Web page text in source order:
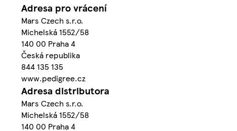
Adresa pro vrácení
Mars Czech s.r.o.
Michelská 1552/58
140 00 Praha 4
Česká republika
844 135 135
www.pedigree.cz
Adresa distributora
Mars Czech s.r.o.
Michelská 1552/58
140 00 Praha 4